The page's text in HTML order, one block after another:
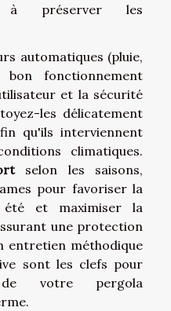
à préserver les
automatiques (pluie,
fonctionnement
et la sécurité
les délicatement
qu'ils interviennent
climatiques.
selon les saisons,
pour favoriser la
été et maximiser la
une protection
entretien méthodique
sont les clefs pour
votre pergola